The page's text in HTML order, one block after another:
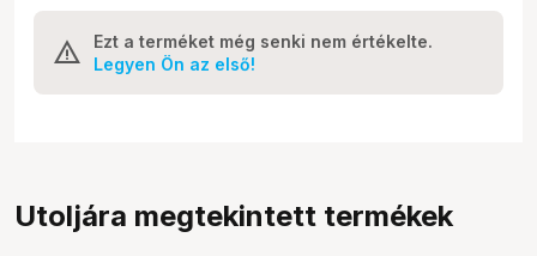
Ezt a terméket még senki nem értékelte.
Legyen Ön az első!
Utoljára megtekintett termékek